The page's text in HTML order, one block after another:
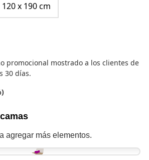
120 x 190 cm
promocional mostrado a los clientes de
30 días.